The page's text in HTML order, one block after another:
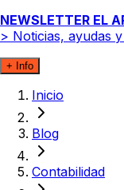
NEWSLETTER EL
> Noticias, ayudas
+ Info
Inicio
Blog
Contabilidad